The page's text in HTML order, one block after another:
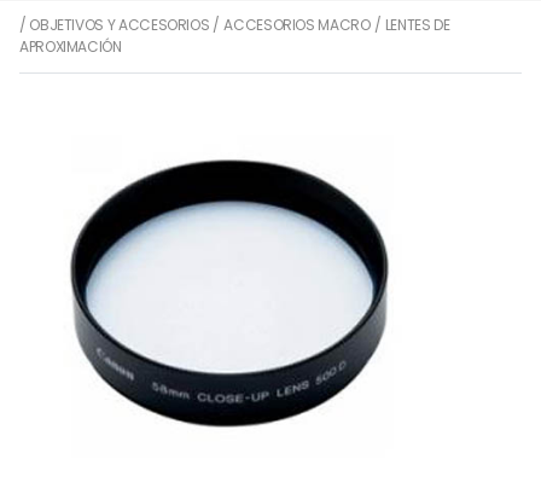
/ OBJETIVOS Y ACCESORIOS /ACCESORIOS MACRO/ LENTES DE
APROXIMACIÓN